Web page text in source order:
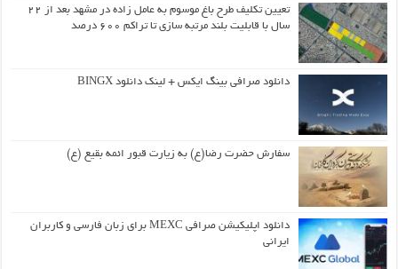
تعیین تکلیف طرح باغ موسوم به عامل زاده در مشهد بعد از ۲۲
سال با قابلیت بلند مرتبه سازی تا تراکم ۶۰۰ درصد
دانلود صرافی بینگ ایکس + لینک دانلود BINGX
سفارش حضرت رضا(ع) به زیارت قبور ائمه بقیع (ع)
دانلود اپلیکیشن صرافی MEXC برای زبان فارسی و کاربران
ایرانی